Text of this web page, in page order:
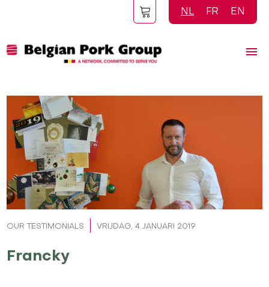
inhoud
NL FR EN
OUR TESTIMONIALS VRIJDAG, 4 JANUARI 2019
Francky